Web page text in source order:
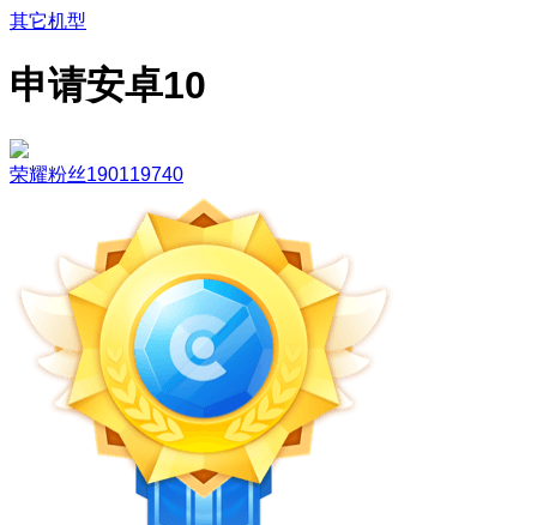
其它机型
申请安卓10
荣耀粉丝190119740